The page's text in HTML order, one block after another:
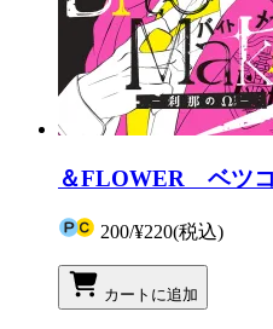
＆FLOWER ベツ
200/¥220(税込)
カートに追加